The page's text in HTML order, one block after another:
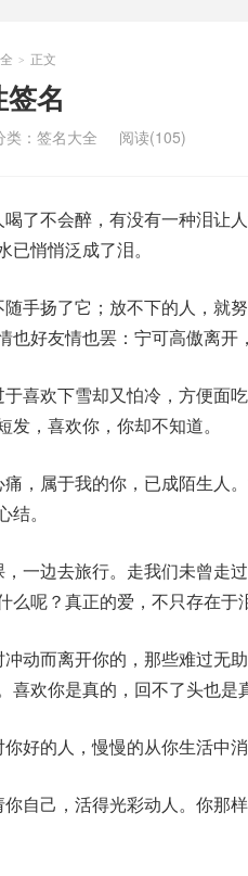
> 正文
名
类： 签名大全 阅读(105)
了不会醉，有没有一种泪让
悄悄泛成了泪。
手扬了它；放不下的人，就
也好友情也罢：宁可高傲离开
喜欢下雪却又怕冷，方便面
发，喜欢你，你却不知道。
，属于我的你，已成陌生人
。
一边去旅行。走我们未曾走
么呢？真正的爱，不只存在于
动而离开你的，那些难过无
喜欢你是真的，回不了头也是
好的人，慢慢的从你生活中
自己，活得光彩动人。你那